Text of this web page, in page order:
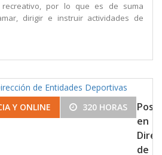
recreativo, por lo que es de suma
dirigir e instruir actividades de
Y ONLINE 320 HORAS
en
de